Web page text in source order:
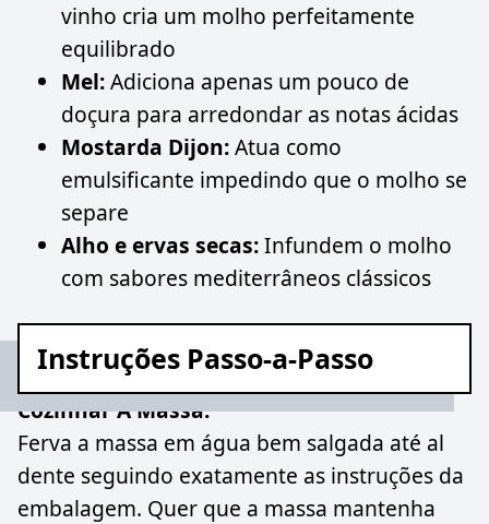
vinho cria um molho perfeitamente
equilibrado
Mel:Adiciona apenas um pouco de
doçura para arredondar as notas ácidas
Mostarda Dijon:Atua como
emulsificante impedindo que o molho se
separe
Alho e ervas secas:Infundem o molho
com sabores mediterrâneos clássicos
Instruções Passo-a-Passo
Cozinhar A Massa:
Ferva a massa em água bem salgada até al
dente seguindo exatamente as instruções da
embalagem. Quer que a massa mantenha